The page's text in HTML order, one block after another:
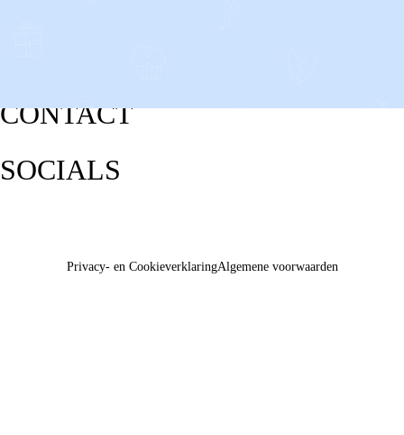
CONTACT
SOCIALS
Privacy- en CookieverklaringAlgemene voorwaarden